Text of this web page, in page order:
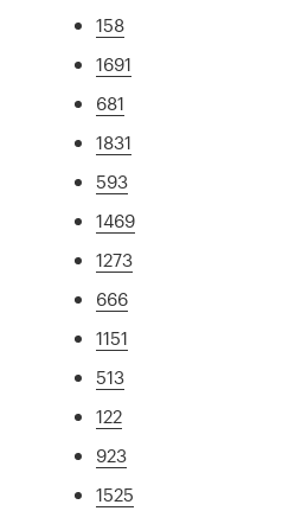
158
1691
681
1831
593
1469
1273
666
1151
513
122
923
1525